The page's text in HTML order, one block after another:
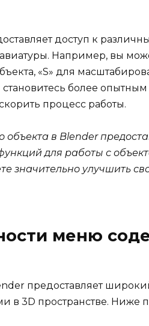
доступ к
Например, вы
«S» для
более опытным
процесс работы.
в Blender
для работы с
значительно улучшить
меню
предоставляет
в 3D пространстве. Ниже